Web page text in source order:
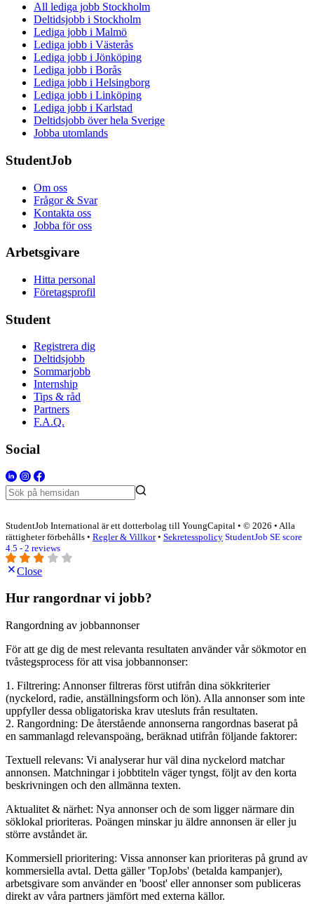
All lediga jobb Stockholm
Deltidsjobb i Stockholm
Lediga jobb i Malmö
Lediga jobb i Västerås
Lediga jobb i Jönköping
Lediga jobb i Borås
Lediga jobb i Helsingborg
Lediga jobb i Linköping
Lediga jobb i Karlstad
Deltidsjobb över hela Sverige
Jobba utomlands
StudentJob
Om oss
Frågor & Svar
Kontakta oss
Jobba för oss
Arbetsgivare
Hitta personal
Företagsprofil
Student
Registrera dig
Deltidsjobb
Sommarjobb
Internship
Tips & råd
Partners
F.A.Q.
Social
StudentJob International är ett dotterbolag till YoungCapital • © 2026 • Alla
rättigheter förbehålls • Regler & Villkor• Sekretesspolicy StudentJob SE score
4.5 - 2 reviews
Close
Hur rangordnar vi jobb?
Rangordning av jobbannonser
För att ge dig de mest relevanta resultaten använder vår sökmotor en
tvåstegsprocess för att visa jobbannonser:
1. Filtrering: Annonser filtreras först utifrån dina sökkriterier
(nyckelord, radie, anställningsform och lön). Alla annonser som inte
uppfyller dessa obligatoriska krav utesluts från resultaten.
2. Rangordning: De återstående annonserna rangordnas baserat på
en sammanlagd relevanspoäng, beräknad utifrån följande faktorer:
Textuell relevans: Vi analyserar hur väl dina nyckelord matchar
annonsen. Matchningar i jobbtiteln väger tyngst, följt av den korta
beskrivningen och den allmänna texten.
Aktualitet & närhet: Nya annonser och de som ligger närmare din
söklokal prioriteras. Poängen minskar ju äldre annonsen är eller ju
större avståndet är.
Kommersiell prioritering: Vissa annonser kan prioriteras på grund av
kommersiella avtal. Detta gäller 'TopJobs' (betalda kampanjer),
arbetsgivare som använder en 'boost' eller annonser som publiceras
direkt av våra partners jämfört med externa källor.